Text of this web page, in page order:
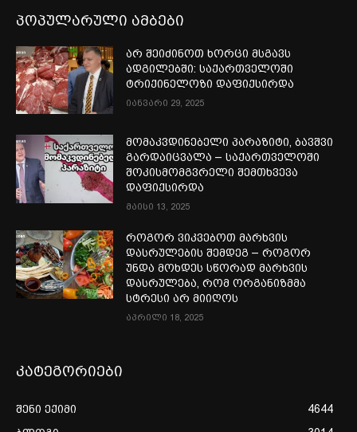
პოპულარული ამბები
არ შეიძინოთ ხორცი მსგავს
ადგილებში: საქართველოში
ტრიქინელოზი დაფიქსირდა
იანვარი 29, 2025
მომაკვდინებელი პარაზიტი, ბავშვი
გარდაიცვალა – საქართველოში
შოკისმომგვრელი შემთხვევა
დაფიქსირდა
მაისი 13, 2025
როგორ ვიკვებოთ მარხვის
დასრულების შემდეგ – როგორ
უნდა მოხდეს სწორად მარხვის
დასრულება, რომ ორგანიზმმა
სტრესი არ მიიღოს
აპრილი 18, 2025
კატეგორიები
შენი ექიმი
4644